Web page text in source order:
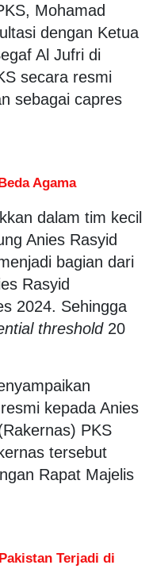
Mohamad
dengan Ketua
Al Jufri di
secara resmi
sebagai capres
Agama
dalam tim kecil
Anies Rasyid
bagian dari
Rasyid
2024. Sehingga
threshold20
kepada Anies
PKS
tersebut
Rapat Majelis
Terjadi di